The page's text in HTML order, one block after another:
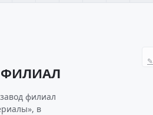
✎
ФИЛИАЛ
филиал
в